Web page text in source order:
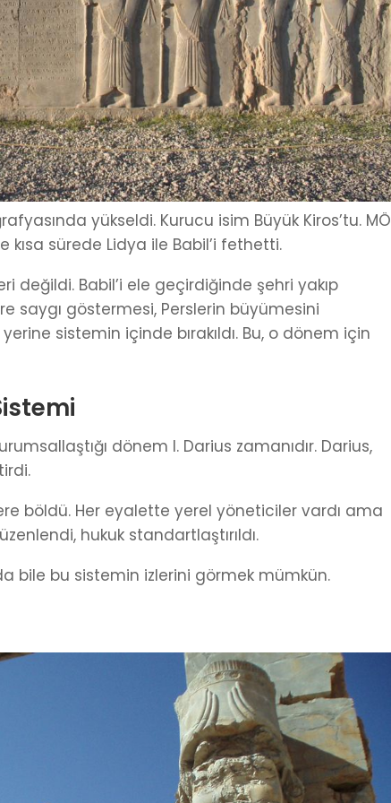
yükseldi. Kurucu isim Büyük Kiros’tu. MÖ
kısa sürede Lidya ile Babil’i fethetti.
değildi. Babil’i ele geçirdiğinde şehri yakıp
saygı göstermesi, Perslerin büyümesini
sistemin içinde bırakıldı. Bu, o dönem için
dönem I. Darius zamanıdır. Darius,
böldü. Her eyalette yerel yöneticiler vardı ama
hukuk standartlaştırıldı.
bile bu sistemin izlerini görmek mümkün.